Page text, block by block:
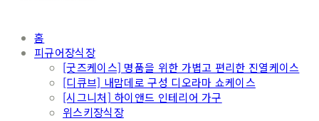
홈
피규어장식장
[굿즈케이스] 명품을 위한 가볍고 편리한 진열케이스
[디큐브] 내맘데로 구성 디오라마 쇼케이스
[시그니처] 하이앤드 인테리어 가구
위스키장식장